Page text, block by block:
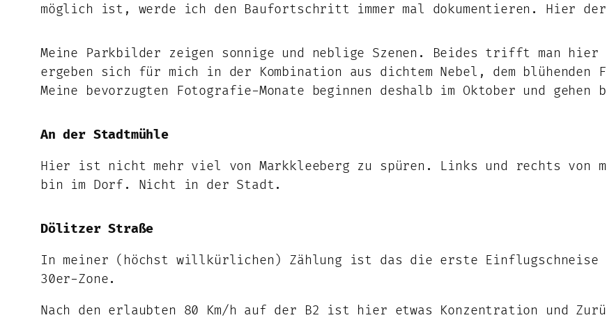
möglich ist, werde ich den Baufortschritt immer mal dokumentieren. Hier der
Meine Parkbilder zeigen sonnige und neblige Szenen. Beides trifft man hier
ergeben sich für mich in der Kombination aus dichtem Nebel, dem blühenden
Meine bevorzugten Fotografie-Monate beginnen deshalb im Oktober und gehen
An der Stadtmühle
Hier ist nicht mehr viel von Markkleeberg zu spüren. Links und rechts von
bin im Dorf. Nicht in der Stadt.
Dölitzer Straße
In meiner (höchst willkürlichen) Zählung ist das die erste Einflugschneise
30er-Zone.
Nach den erlaubten 80 Km/h auf der B2 ist hier etwas Konzentration und